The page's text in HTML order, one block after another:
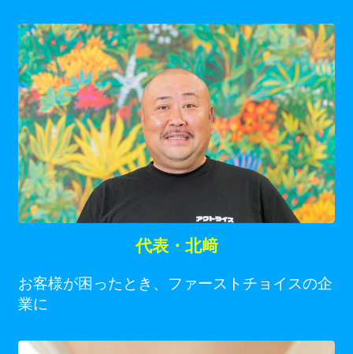
代表・北﨑
お客様が困ったとき、ファーストチョイスの企
業に